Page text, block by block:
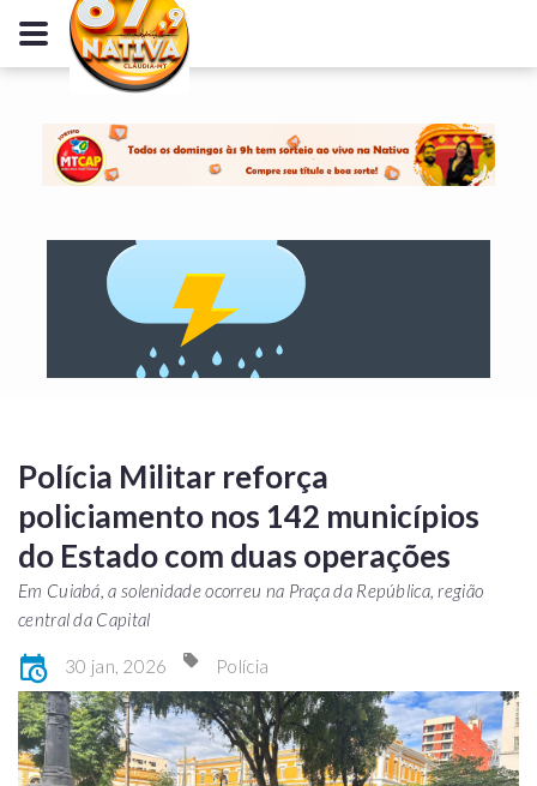
Polícia Militar reforça
policiamento nos 142 municípios
do Estado com duas operações
Em Cuiabá, a solenidade ocorreu na Praça da República, região
central da Capital
30 jan, 2026 Polícia